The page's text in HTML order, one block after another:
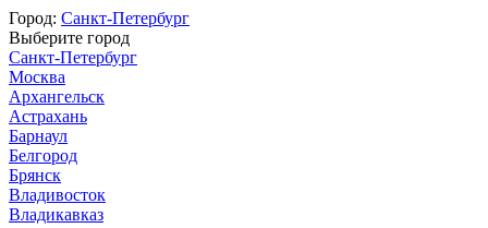
Город: Санкт-Петербург
Выберите город
Санкт-Петербург
Москва
Архангельск
Астрахань
Барнаул
Белгород
Брянск
Владивосток
Владикавказ